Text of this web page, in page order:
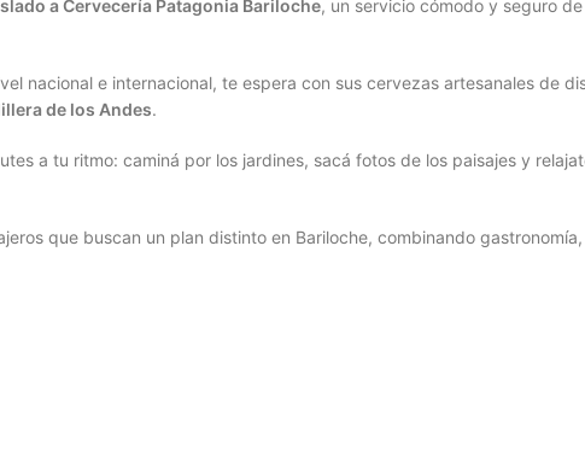
a Cervecería Patagonia Bariloche, un servicio cómodo y seguro
nacional e internacional, te espera con sus cervezas artesanales de
de los Andes.
a tu ritmo: caminá por los jardines, sacá fotos de los paisajes y
que buscan un plan distinto en Bariloche, combinando